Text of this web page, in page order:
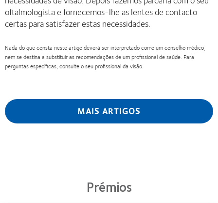
oftalmologista e fornecemos-lhe as lentes de contacto
certas para satisfazer estas necessidades.
Nada do que consta neste artigo deverá ser interpretado como um conselho médico,
nem se destina a substituir as recomendações de um profissional de saúde. Para
perguntas específicas, consulte o seu profissional da visão.
MAIS ARTIGOS
Prémios